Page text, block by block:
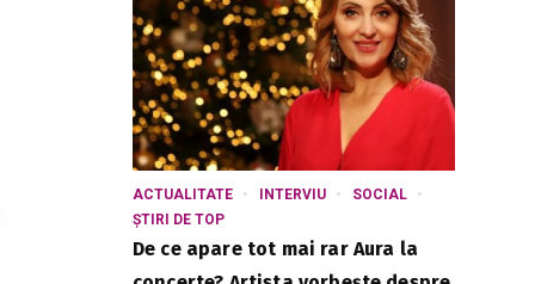
ACTUALITATE INTERVIU
SOCIAL
ȘTIRI DE TOP
De ce apare tot mai rar Aura la